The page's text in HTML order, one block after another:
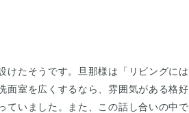
けたそうです。旦那様は「リビングには
面室を広くするなら、雰囲気がある格好
ていました。また、この話し合いの中で